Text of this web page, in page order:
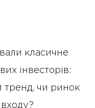
класичне
інвесторів:
тренд, чи ринок